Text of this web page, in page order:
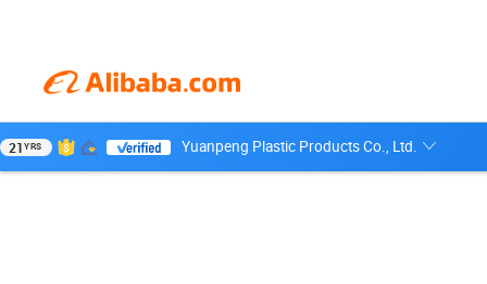
21YRS Yuanpeng Plastic Products Co., Ltd.